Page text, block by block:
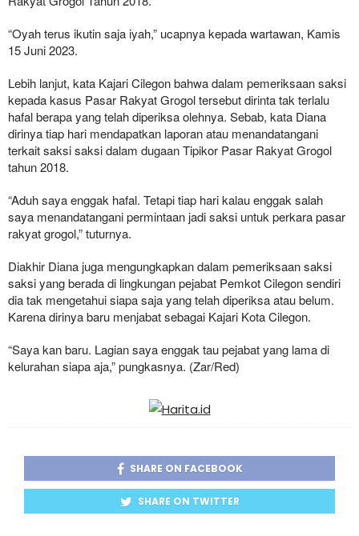
“Oyah terus ikutin saja iyah,” ucapnya kepada wartawan, Kamis
15 Juni 2023.
Lebih lanjut, kata Kajari Cilegon bahwa dalam pemeriksaan saksi
kepada kasus Pasar Rakyat Grogol tersebut dirinta tak terlalu
hafal berapa yang telah diperiksa olehnya. Sebab, kata Diana
dirinya tiap hari mendapatkan laporan atau menandatangani
terkait saksi saksi dalam dugaan Tipikor Pasar Rakyat Grogol
tahun 2018.
“Aduh saya enggak hafal. Tetapi tiap hari kalau enggak salah
saya menandatangani permintaan jadi saksi untuk perkara pasar
rakyat grogol,” tuturnya.
Diakhir Diana juga mengungkapkan dalam pemeriksaan saksi
saksi yang berada di lingkungan pejabat Pemkot Cilegon sendiri
dia tak mengetahui siapa saja yang telah diperiksa atau belum.
Karena dirinya baru menjabat sebagai Kajari Kota Cilegon.
“Saya kan baru. Lagian saya enggak tau pejabat yang lama di
kelurahan siapa aja,” pungkasnya. (Zar/Red)
SHARE ON FACEBOOK
SHARE ON TWITTER